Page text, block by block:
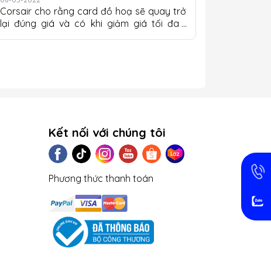
Corsair cho rằng card đồ hoạ sẽ quay trở
lại đúng giá và có khi giảm giá tối đa
những gì đang diễn ra đằng sau...
Kết nối với chúng tôi
Phương thức thanh toán